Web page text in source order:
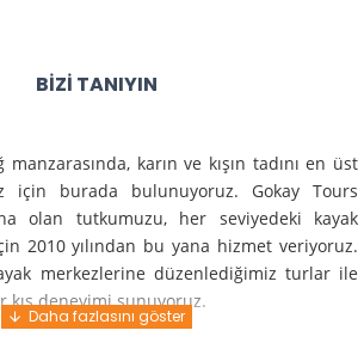
BIZI TANIYIN
manzarasında, karın ve kışın tadını en üst
için burada bulunuyoruz. Gokay Tours
olan tutkumuzu, her seviyedeki kayak
2010 yılından bu yana hizmet veriyoruz.
merkezlerine düzenlediğimiz turlar ile
deneyimi sunuyoruz.